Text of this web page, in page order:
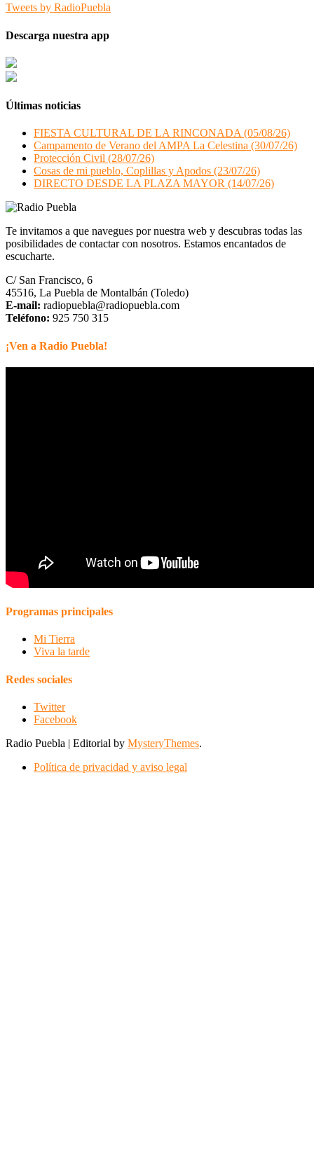
Tweets by RadioPuebla
Descarga nuestra app
Últimas noticias
FIESTA CULTURAL DE LA RINCONADA (05/08/26)
Campamento de Verano del AMPA La Celestina (30/07/26)
Protección Civil (28/07/26)
Cosas de mi pueblo, Coplillas y Apodos (23/07/26)
DIRECTO DESDE LA PLAZA MAYOR (14/07/26)
Te invitamos a que navegues por nuestra web y descubras todas las
posibilidades de contactar con nosotros. Estamos encantados de
escucharte.
C/ San Francisco, 6
45516, La Puebla de Montalbán (Toledo)
E-mail: radiopuebla@radiopuebla.com
Teléfono: 925 750 315
¡Ven a Radio Puebla!
Programas principales
Mi Tierra
Viva la tarde
Redes sociales
Twitter
Facebook
Radio Puebla | Editorial by MysteryThemes.
Política de privacidad y aviso legal